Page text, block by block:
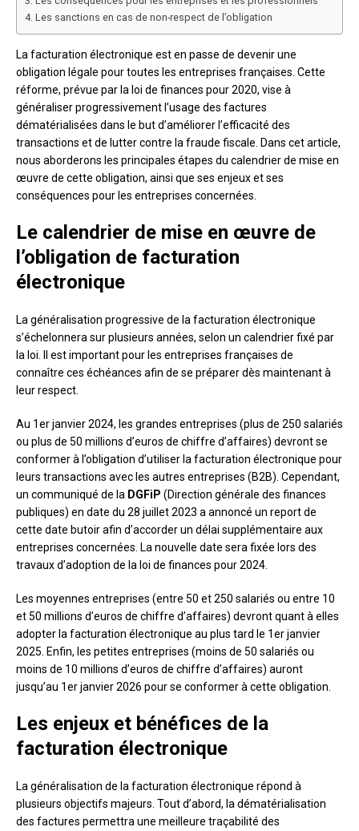
Les sanctions en cas de non-respect de l’obligation
La facturation électronique est en passe de devenir une
obligation légale pour toutes les entreprises françaises. Cette
réforme, prévue par la loi de finances pour 2020, vise à
généraliser progressivement l’usage des factures
dématérialisées dans le but d’améliorer l’efficacité des
transactions et de lutter contre la fraude fiscale. Dans cet article,
nous aborderons les principales étapes du calendrier de mise en
œuvre de cette obligation, ainsi que ses enjeux et ses
conséquences pour les entreprises concernées.
Le calendrier de mise en œuvre de
l’obligation de facturation
électronique
La généralisation progressive de la facturation électronique
s’échelonnera sur plusieurs années, selon un calendrier fixé par
la loi. Il est important pour les entreprises françaises de
connaître ces échéances afin de se préparer dès maintenant à
leur respect.
Au 1er janvier 2024, les grandes entreprises (plus de 250 salariés
ou plus de 50 millions d’euros de chiffre d’affaires) devront se
conformer à l’obligation d’utiliser la facturation électronique pour
leurs transactions avec les autres entreprises (B2B). Cependant,
un communiqué de la DGFiP (Direction générale des finances
publiques) en date du 28 juillet 2023 a annoncé un report de
cette date butoir afin d’accorder un délai supplémentaire aux
entreprises concernées. La nouvelle date sera fixée lors des
travaux d’adoption de la loi de finances pour 2024.
Les moyennes entreprises (entre 50 et 250 salariés ou entre 10
et 50 millions d’euros de chiffre d’affaires) devront quant à elles
adopter la facturation électronique au plus tard le 1er janvier
2025. Enfin, les petites entreprises (moins de 50 salariés ou
moins de 10 millions d’euros de chiffre d’affaires) auront
jusqu’au 1er janvier 2026 pour se conformer à cette obligation.
Les enjeux et bénéfices de la
facturation électronique
La généralisation de la facturation électronique répond à
plusieurs objectifs majeurs. Tout d’abord, la dématérialisation
des factures permettra une meilleure traçabilité des